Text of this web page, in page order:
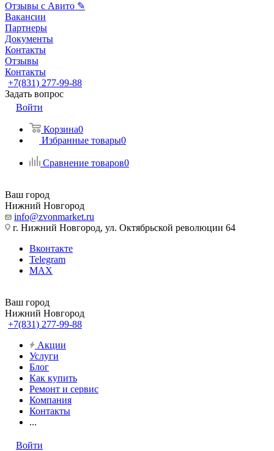
Отзывы с Авито ✎
Вакансии
Партнеры
Документы
Контакты
Отзывы
Контакты
+7(831) 277-99-88
Задать вопрос
Войти
Корзина0
Избранные товары0
Сравнение товаров0
Ваш город
Нижний Новгород
info@zvonmarket.ru
г. Нижний Новгород, ул. Октябрьской революции 64
Вконтакте
Telegram
MAX
Ваш город
Нижний Новгород
+7(831) 277-99-88
Акции
Услуги
Блог
Как купить
Ремонт и сервис
Компания
Контакты
...
Войти